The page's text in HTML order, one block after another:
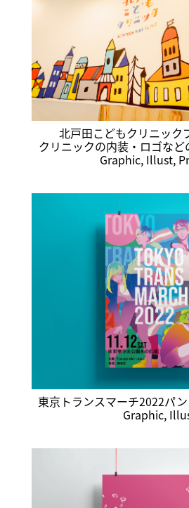
北戸田こどもクリニック
クリニックの内装・ロゴなど
Graphic, Illust,
東京トランスマーチ2022パ
Graphic,